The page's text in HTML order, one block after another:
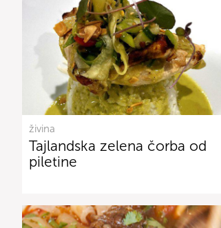
živina
Tajlandska zelena čorba od
piletine